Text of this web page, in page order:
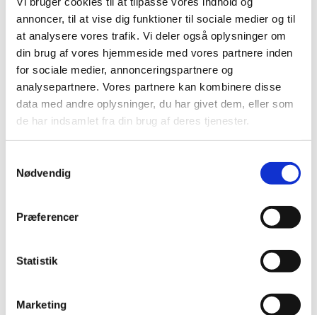
annoncer, til at vise dig funktioner til sociale medier og til
at analysere vores trafik. Vi deler også oplysninger om
din brug af vores hjemmeside med vores partnere inden
for sociale medier, annonceringspartnere og
analysepartnere. Vores partnere kan kombinere disse
data med andre oplysninger, du har givet dem, eller som
de har indsamlet fra din brug af deres tjenester.
Nødvendig
Præferencer
Statistik
Marketing
Sløvende antihistaminer ændrer
udleveringsbestemmelse og kan fra i dag kun
købes på apoteket
|4. april 2022|
På baggrund af indberetninger om uhensigtsmæssig
indtagelse af mange sløvende antihistaminer på
2026 (84)
2023 (195)
december (18)